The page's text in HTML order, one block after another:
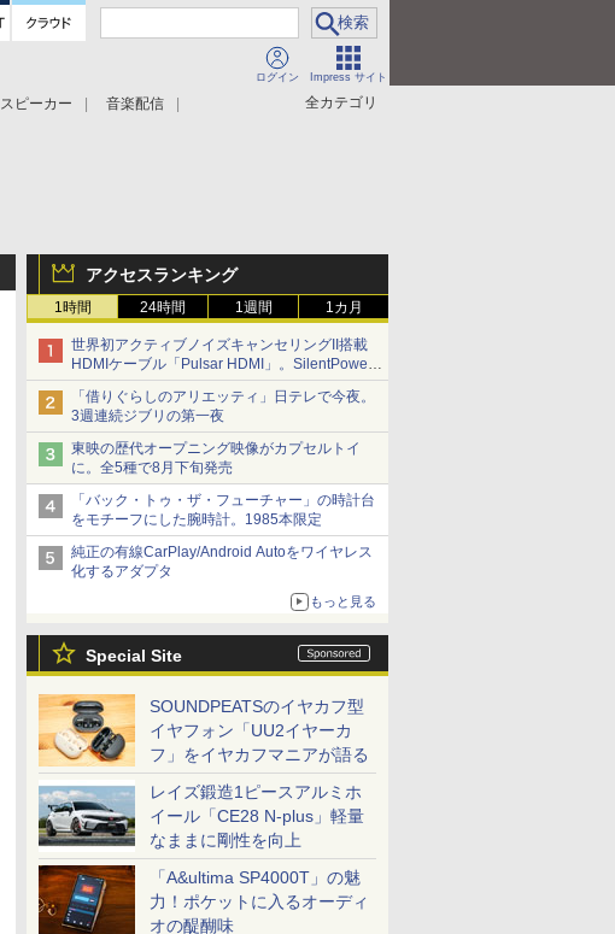
ログイン Impress サイト
全カテゴリ
スピーカー
音楽配信
アクセスランキング
1時間 24時間 1週間 1カ月
世界初アクティブノイズキャンセリングII搭載
HDMIケーブル「Pulsar HDMI」。SilentPower
から
「借りぐらしのアリエッティ」日テレで今夜。
3週連続ジブリの第一夜
東映の歴代オープニング映像がカプセルトイ
に。全5種で8月下旬発売
「バック・トゥ・ザ・フューチャー」の時計台
をモチーフにした腕時計。1985本限定
純正の有線CarPlay/Android Autoをワイヤレス
化するアダプタ
もっと見る
Special Site
SOUNDPEATSのイヤカフ型
イヤフォン「UU2イヤーカ
フ」をイヤカフマニアが語る
レイズ鍛造1ピースアルミホ
イール「CE28 N-plus」軽量
なままに剛性を向上
「A&ultima SP4000T」の魅
力！ポケットに入るオーディ
オの醍醐味